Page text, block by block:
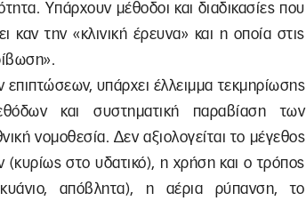
Υπάρχουν μέθοδοι και διαδικασίες που
την «κλινική έρευνα» και η οποία στις
επιπτώσεων, υπάρχει έλλειμμα τεκμηρίωσης
και συστηματική παραβίαση των
νομοθεσία. Δεν αξιολογείται το μέγεθος
στο υδατικό), η χρήση και ο τρόπος
απόβλητα), η αέρια ρύπανση, το